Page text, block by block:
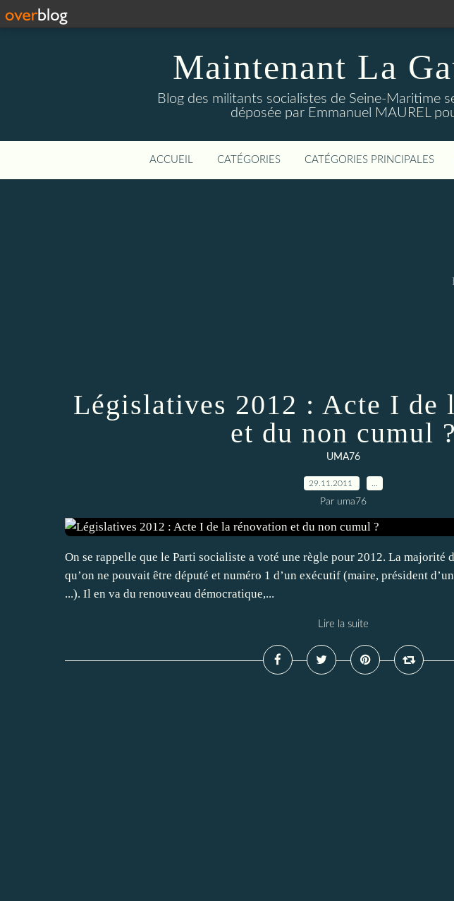
Maintenant La
Blog des militants socialistes de Seine-Maritime
déposée par Emmanuel MAUREL
ACCUEIL CATÉGORIES CATÉGORIES PRINCIPALES
Législatives 2012 : Acte I de
et du non cumul ?
UMA76
29.11.2011
Par uma76
On se rappelle que le Parti socialiste a voté une règle pour 2012. La majorité
qu’on ne pouvait être député et numéro 1 d’un exécutif (maire, président
...). Il en va du renouveau démocratique,...
Lire la suite